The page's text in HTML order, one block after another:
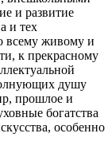
и развитие
и тех
всему живому и
к прекрасному
душу
прошлое и
богатства
особенно